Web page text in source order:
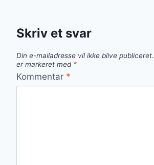
Skriv et svar
Din e-mailadresse vil ikke blive publiceret.
er markeret med *
Kommentar *